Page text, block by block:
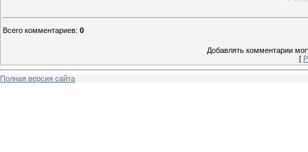
Всего комментариев: 0
Добавлять комментарии
[
Полная версия сайта